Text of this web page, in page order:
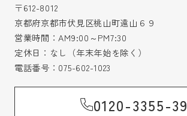
〒612-8012
京都府京都市伏見区桃山町遠山６９
営業時間：AM9:00～PM7:30
定休日：なし（年末年始を除く）
電話番号： 075-602-1023
0120-3355-39